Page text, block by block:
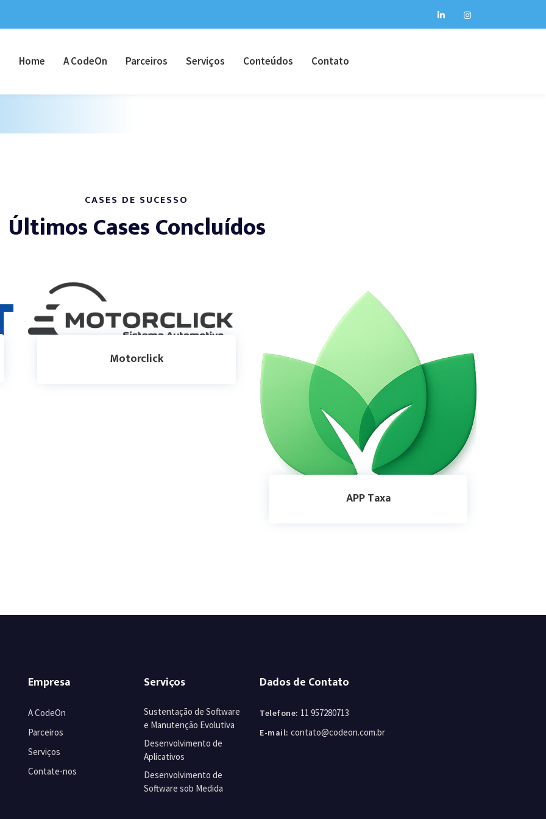
Home A CodeOn Parceiros Serviços Conteúdos Contato
CASES DE SUCESSO
Últimos Cases Concluídos
Motorclick
Motorclick
APP Taxa
APP Taxa
Empresa
A CodeOn
Parceiros
Serviços
Contate-nos
Serviços
Sustentação de Software
e Manutenção Evolutiva
Desenvolvimento de
Aplicativos
Desenvolvimento de
Software sob Medida
Dados de Contato
Telefone: 11 957280713
E-mail: contato@codeon.com.br